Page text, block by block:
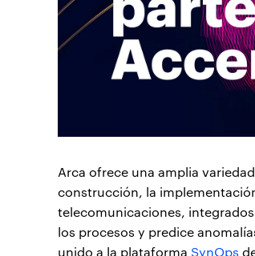
Arca ofrece una amplia
construcción, la
telecomunicaciones,
los procesos y predice
unido a la plataforma SynOps